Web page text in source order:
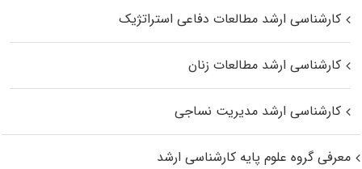
کارشناسی ارشد مطالعات دفاعی استراتژیک
کارشناسی ارشد مطالعات زنان
کارشناسی ارشد مدیریت نساجی
معرفی گروه علوم پایه کارشناسی ارشد